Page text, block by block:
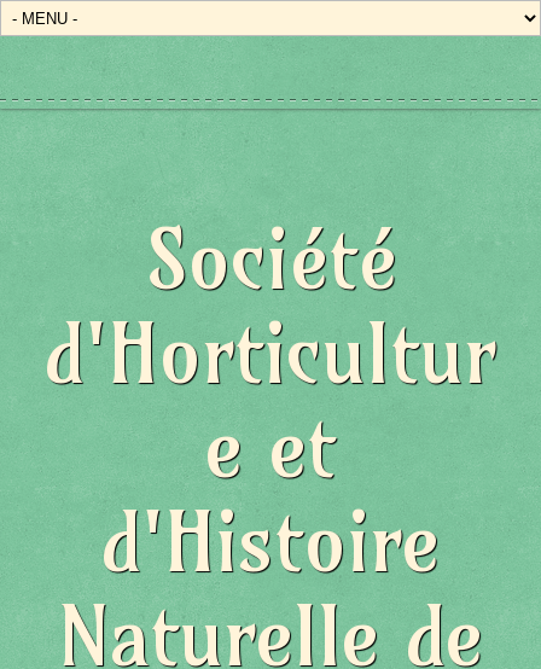
Société
d'Horticultur
e et
d'Histoire
Naturelle de